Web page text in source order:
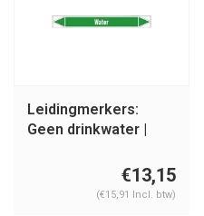
Leidingmerkers:
Geen drinkwater |
€13,15
(€15,91 Incl. btw)